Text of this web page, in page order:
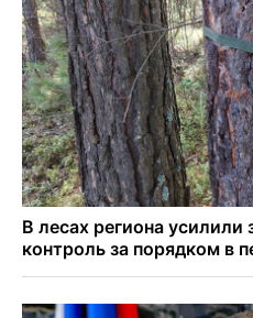
В Новосибирске осудили
псевдо-мигранту